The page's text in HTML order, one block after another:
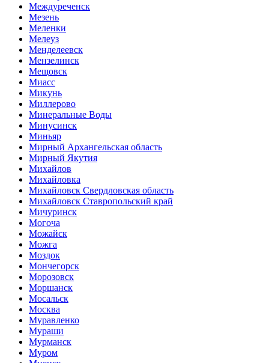
Междуреченск
Мезень
Меленки
Мелеуз
Менделеевск
Мензелинск
Мещовск
Миасс
Микунь
Миллерово
Минеральные Воды
Минусинск
Миньяр
Мирный Архангельская область
Мирный Якутия
Михайлов
Михайловка
Михайловск Свердловская область
Михайловск Ставропольский край
Мичуринск
Могоча
Можайск
Можга
Моздок
Мончегорск
Морозовск
Моршанск
Мосальск
Москва
Муравленко
Мураши
Мурманск
Муром